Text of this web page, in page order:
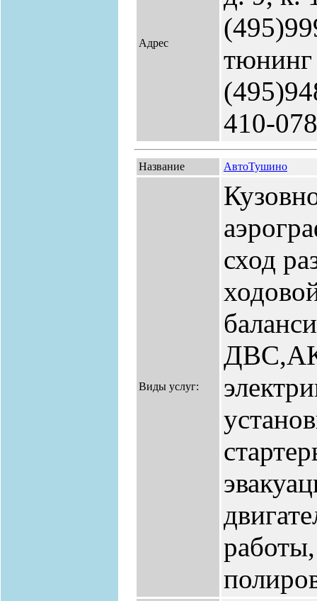
Адрес
тюнинг
410-
Название АвтоТушино
Виды услуг:
сход